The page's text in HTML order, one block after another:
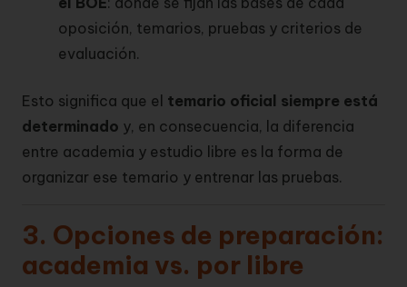
oposición, temarios, pruebas y criterios de
evaluación.
Esto significa que el temario oficial siempre está
determinado y, en consecuencia, la diferencia
entre academia y estudio libre es la forma de
organizar ese temario y entrenar las pruebas.
3. Opciones de preparación:
academia vs. por libre